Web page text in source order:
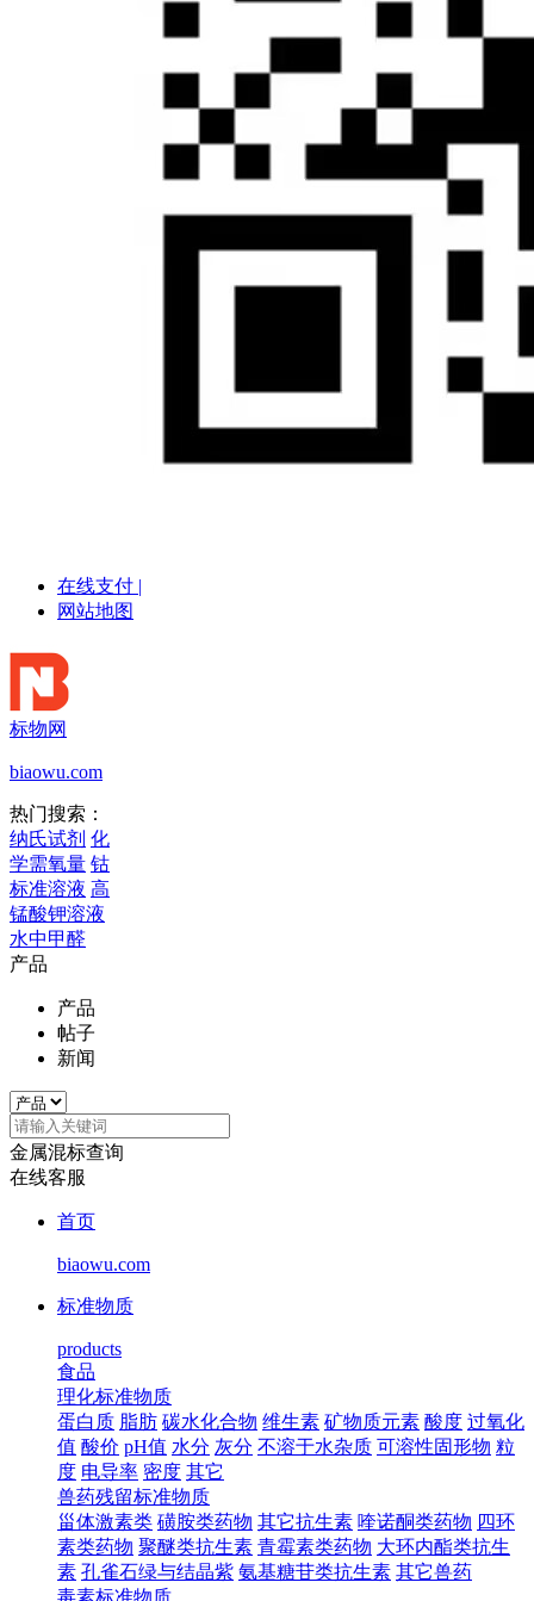
在线支付 |
网站地图
标物网
biaowu.com
热门搜索：
纳氏试剂 化
学需氧量 钴
标准溶液 高
锰酸钾溶液
水中甲醛
产品
产品
帖子
新闻
金属混标查询
在线客服
首页
biaowu.com
标准物质
products
食品
理化标准物质
蛋白质 脂肪 碳水化合物 维生素 矿物质元素 酸度 过氧化
值 酸价 pH值 水分 灰分 不溶于水杂质 可溶性固形物 粒
度 电导率 密度 其它
兽药残留标准物质
甾体激素类 磺胺类药物 其它抗生素 喹诺酮类药物 四环
素类药物 聚醚类抗生素 青霉素类药物 大环内酯类抗生
素 孔雀石绿与结晶紫 氨基糖苷类抗生素 其它兽药
毒素标准物质